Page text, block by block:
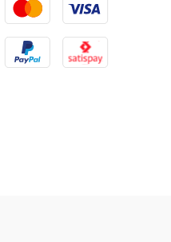
PayPal Satispay